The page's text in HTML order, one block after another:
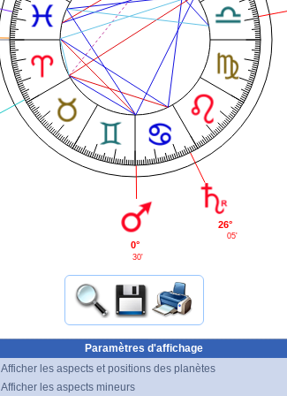
0°
30'
26°
05'
Paramètres d'affichage
Afficher les aspects et positions des planètes
Afficher les aspects mineurs